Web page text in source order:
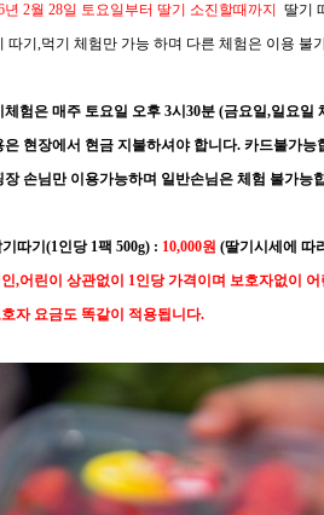
년 2월 28일 토요일부터 딸기 소진할때까지 딸기
따기,먹기 체험만 가능 하며 다른 체험은 이용 불
체험은 매주 토요일 오후 3시30분 (금요일,일요일
은 현장에서 현금 지불하셔야 합니다. 카드불가능
장 손님만 이용가능하며 일반손님은 체험 불가능
따기(1인당 1팩 500g) : 10,000원 (딸기시세에 따
,어린이 상관없이 1인당 가격이며 보호자없이
자 요금도 똑같이 적용됩니다.